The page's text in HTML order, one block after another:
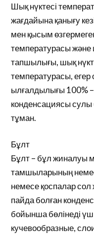
Шық нүктесі
жағдайына қанығу
мен қысым
температурасы және
тапшылығы, шық
температурасы,
ылғалдылығы 100%
конденсациясы сулы
тұман.
Бұлт
Бұлт – бұл жиналуы
тамшыларының
немесе қоспалар сол
пайда болған
бойынша бөлінеді үш
кучевообразные,